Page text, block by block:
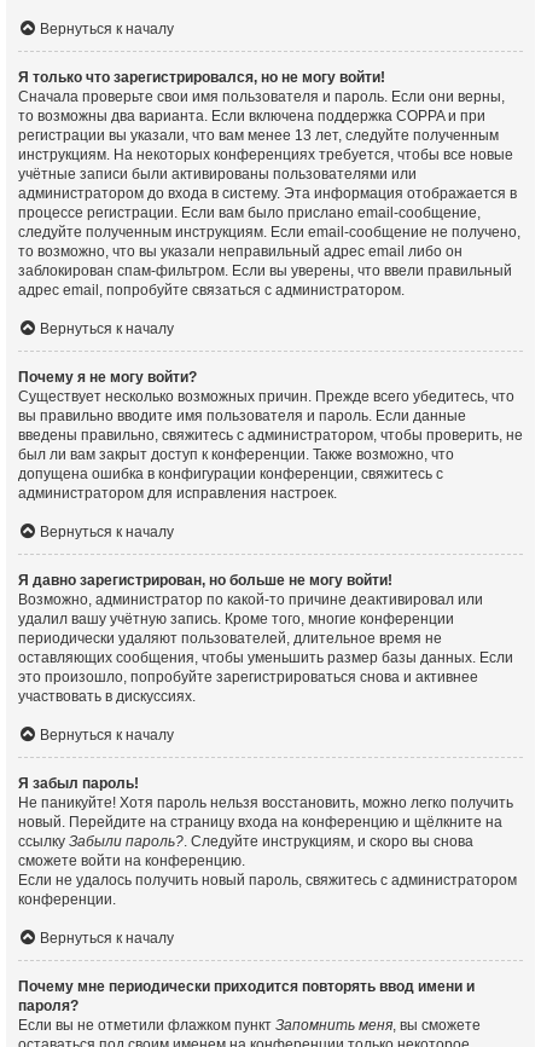
Вернуться к началу
Я только что зарегистрировался, но не могу войти!
Сначала проверьте свои имя пользователя и пароль. Если они верны,
то возможны два варианта. Если включена поддержка COPPA и при
регистрации вы указали, что вам менее 13 лет, следуйте полученным
инструкциям. На некоторых конференциях требуется, чтобы все новые
учётные записи были активированы пользователями или
администратором до входа в систему. Эта информация отображается в
процессе регистрации. Если вам было прислано email-сообщение,
следуйте полученным инструкциям. Если email-сообщение не получено,
то возможно, что вы указали неправильный адрес email либо он
заблокирован спам-фильтром. Если вы уверены, что ввели правильный
адрес email, попробуйте связаться с администратором.
Вернуться к началу
Почему я не могу войти?
Существует несколько возможных причин. Прежде всего убедитесь, что
вы правильно вводите имя пользователя и пароль. Если данные
введены правильно, свяжитесь с администратором, чтобы проверить, не
был ли вам закрыт доступ к конференции. Также возможно, что
допущена ошибка в конфигурации конференции, свяжитесь с
администратором для исправления настроек.
Вернуться к началу
Я давно зарегистрирован, но больше не могу войти!
Возможно, администратор по какой-то причине деактивировал или
удалил вашу учётную запись. Кроме того, многие конференции
периодически удаляют пользователей, длительное время не
оставляющих сообщения, чтобы уменьшить размер базы данных. Если
это произошло, попробуйте зарегистрироваться снова и активнее
участвовать в дискуссиях.
Вернуться к началу
Я забыл пароль!
Не паникуйте! Хотя пароль нельзя восстановить, можно легко получить
новый. Перейдите на страницу входа на конференцию и щёлкните на
ссылку Забыли пароль?. Следуйте инструкциям, и скоро вы снова
сможете войти на конференцию.
Если не удалось получить новый пароль, свяжитесь с администратором
конференции.
Вернуться к началу
Почему мне периодически приходится повторять ввод имени и
пароля?
Если вы не отметили флажком пункт Запомнить меня, вы сможете